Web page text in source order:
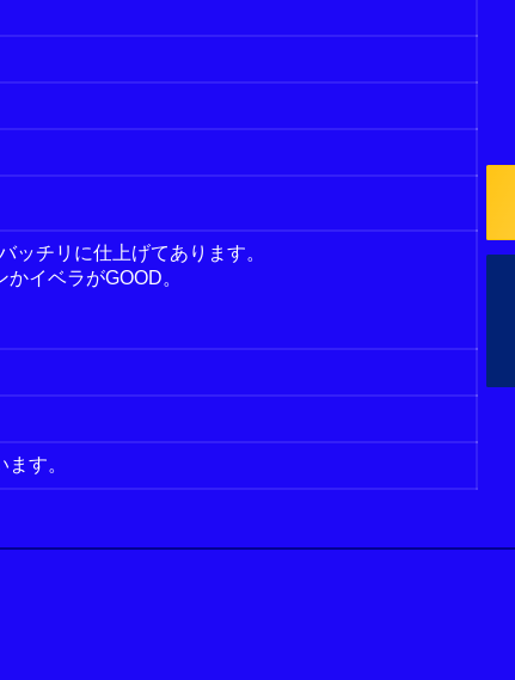
ッチリに仕上げてあります。
イベラがGOOD。
す。